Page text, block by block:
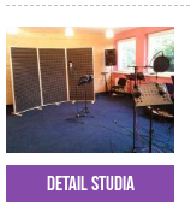
Detail studia